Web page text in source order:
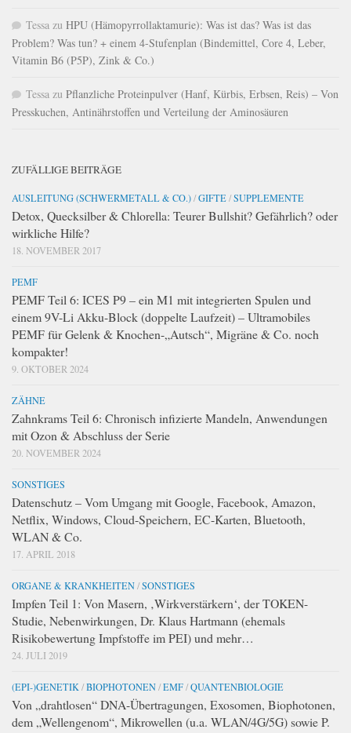
Tessa zu HPU (Hämopyrrollaktamurie): Was ist das? Was ist das
Problem? Was tun? + einem 4-Stufenplan (Bindemittel, Core 4, Leber,
Vitamin B6 (P5P), Zink & Co.)
Tessa zu Pflanzliche Proteinpulver (Hanf, Kürbis, Erbsen, Reis) – Von
Presskuchen, Antinährstoffen und Verteilung der Aminosäuren
ZUFÄLLIGE BEITRÄGE
AUSLEITUNG (SCHWERMETALL & CO.)/GIFTE/SUPPLEMENTE
Detox, Quecksilber & Chlorella: Teurer Bullshit? Gefährlich? oder
wirkliche Hilfe?
18. NOVEMBER 2017
PEMF
PEMF Teil 6: ICES P9 – ein M1 mit integrierten Spulen und
einem 9V-Li Akku-Block (doppelte Laufzeit) – Ultramobiles
PEMF für Gelenk & Knochen-„Autsch“, Migräne & Co. noch
kompakter!
9. OKTOBER 2024
ZÄHNE
Zahnkrams Teil 6: Chronisch infizierte Mandeln, Anwendungen
mit Ozon & Abschluss der Serie
20. NOVEMBER 2024
SONSTIGES
Datenschutz – Vom Umgang mit Google, Facebook, Amazon,
Netflix, Windows, Cloud-Speichern, EC-Karten, Bluetooth,
WLAN & Co.
17. APRIL 2018
ORGANE & KRANKHEITEN/SONSTIGES
Impfen Teil 1: Von Masern, ‚Wirkverstärkern‘, der TOKEN-
Studie, Nebenwirkungen, Dr. Klaus Hartmann (ehemals
Risikobewertung Impfstoffe im PEI) und mehr…
24. JULI 2019
(EPI-)GENETIK/BIOPHOTONEN/EMF/QUANTENBIOLOGIE
Von „drahtlosen“ DNA-Übertragungen, Exosomen, Biophotonen,
dem „Wellengenom“, Mikrowellen (u.a. WLAN/4G/5G) sowie P.